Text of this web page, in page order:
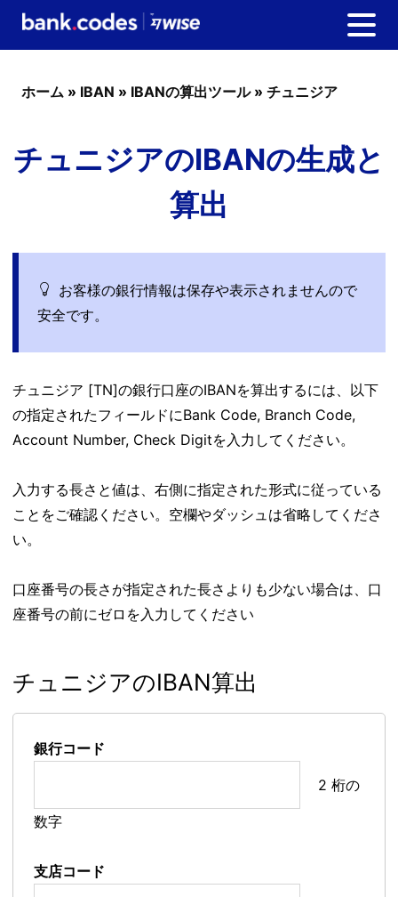
ホーム » IBAN » IBANの算出ツール» チュニジア
チュニジアのIBANの生成と
算出
お客様の銀行情報は保存や表示されませんので
安全です。
チュニジア [TN]の銀行口座のIBANを算出するには、以下
の指定されたフィールドにBank Code, Branch Code,
Account Number, Check Digitを入力してください。
入力する長さと値は、右側に指定された形式に従っている
ことをご確認ください。空欄やダッシュは省略してくださ
い。
口座番号の長さが指定された長さよりも少ない場合は、口
座番号の前にゼロを入力してください
チュニジアのIBAN算出
銀行コード
2 桁の
数字
支店コード